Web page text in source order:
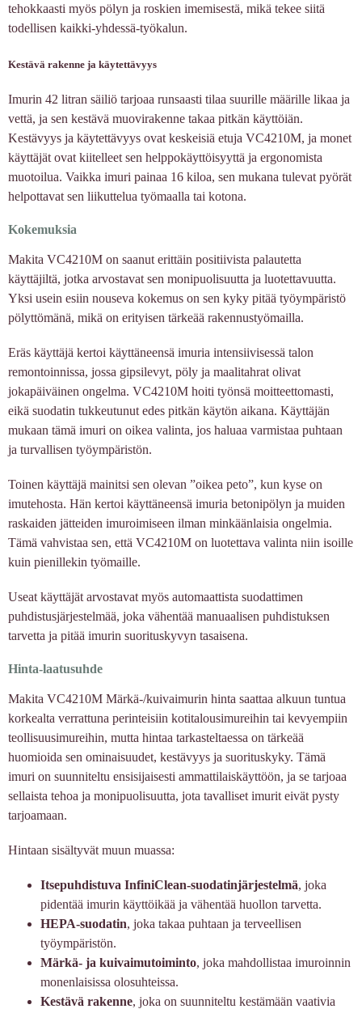
tehokkaasti myös pölyn ja roskien imemisestä, mikä tekee siitä
todellisen kaikki-yhdessä-työkalun.
Kestävä rakenne ja käytettävyys
Imurin 42 litran säiliö tarjoaa runsaasti tilaa suurille määrille likaa ja
vettä, ja sen kestävä muovirakenne takaa pitkän käyttöiän.
Kestävyys ja käytettävyys ovat keskeisiä etuja VC4210M, ja monet
käyttäjät ovat kiitelleet sen helppokäyttöisyyttä ja ergonomista
muotoilua. Vaikka imuri painaa 16 kiloa, sen mukana tulevat pyörät
helpottavat sen liikuttelua työmaalla tai kotona.
Kokemuksia
Makita VC4210M on saanut erittäin positiivista palautetta
käyttäjiltä, jotka arvostavat sen monipuolisuutta ja luotettavuutta.
Yksi usein esiin nouseva kokemus on sen kyky pitää työympäristö
pölyttömänä, mikä on erityisen tärkeää rakennustyömailla.
Eräs käyttäjä kertoi käyttäneensä imuria intensiivisessä talon
remontoinnissa, jossa gipsilevyt, pöly ja maalitahrat olivat
jokapäiväinen ongelma. VC4210M hoiti työnsä moitteettomasti,
eikä suodatin tukkeutunut edes pitkän käytön aikana. Käyttäjän
mukaan tämä imuri on oikea valinta, jos haluaa varmistaa puhtaan
ja turvallisen työympäristön.
Toinen käyttäjä mainitsi sen olevan ”oikea peto”, kun kyse on
imutehosta. Hän kertoi käyttäneensä imuria betonipölyn ja muiden
raskaiden jätteiden imuroimiseen ilman minkäänlaisia ongelmia.
Tämä vahvistaa sen, että VC4210M on luotettava valinta niin isoille
kuin pienillekin työmaille.
Useat käyttäjät arvostavat myös automaattista suodattimen
puhdistusjärjestelmää, joka vähentää manuaalisen puhdistuksen
tarvetta ja pitää imurin suorituskyvyn tasaisena.
Hinta-laatusuhde
Makita VC4210M Märkä-/kuivaimurin hinta saattaa alkuun tuntua
korkealta verrattuna perinteisiin kotitalousimureihin tai kevyempiin
teollisuusimureihin, mutta hintaa tarkasteltaessa on tärkeää
huomioida sen ominaisuudet, kestävyys ja suorituskyky. Tämä
imuri on suunniteltu ensisijaisesti ammattilaiskäyttöön, ja se tarjoaa
sellaista tehoa ja monipuolisuutta, jota tavalliset imurit eivät pysty
tarjoamaan.
Hintaan sisältyvät muun muassa:
Itsepuhdistuva InfiniClean-suodatinjärjestelmä, joka
pidentää imurin käyttöikää ja vähentää huollon tarvetta.
HEPA-suodatin, joka takaa puhtaan ja terveellisen
työympäristön.
Märkä- ja kuivaimutoiminto, joka mahdollistaa imuroinnin
monenlaisissa olosuhteissa.
Kestävä rakenne, joka on suunniteltu kestämään vaativia